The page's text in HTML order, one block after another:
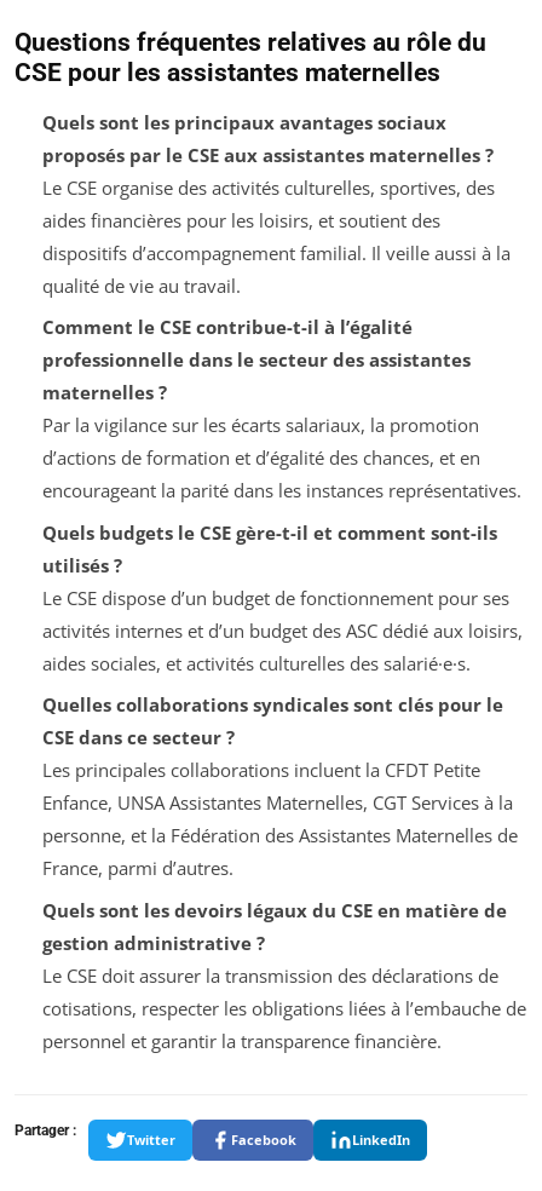
Questions fréquentes relatives au rôle du
CSE pour les assistantes maternelles
Quels sont les principaux avantages sociaux
proposés par le CSE aux assistantes maternelles ?
Le CSE organise des activités culturelles, sportives, des
aides financières pour les loisirs, et soutient des
dispositifs d’accompagnement familial. Il veille aussi à la
qualité de vie au travail.
Comment le CSE contribue-t-il à l’égalité
professionnelle dans le secteur des assistantes
maternelles ?
Par la vigilance sur les écarts salariaux, la promotion
d’actions de formation et d’égalité des chances, et en
encourageant la parité dans les instances représentatives.
Quels budgets le CSE gère-t-il et comment sont-ils
utilisés ?
Le CSE dispose d’un budget de fonctionnement pour ses
activités internes et d’un budget des ASC dédié aux loisirs,
aides sociales, et activités culturelles des salarié·e·s.
Quelles collaborations syndicales sont clés pour le
CSE dans ce secteur ?
Les principales collaborations incluent la CFDT Petite
Enfance, UNSA Assistantes Maternelles, CGT Services à la
personne, et la Fédération des Assistantes Maternelles de
France, parmi d’autres.
Quels sont les devoirs légaux du CSE en matière de
gestion administrative ?
Le CSE doit assurer la transmission des déclarations de
cotisations, respecter les obligations liées à l’embauche de
personnel et garantir la transparence financière.
Partager : Twitter Facebook LinkedIn